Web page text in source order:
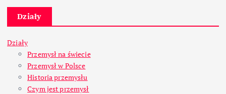
Działy
Działy
Przemysł na świecie
Przemysł w Polsce
Historia przemysłu
Czym jest przemysł